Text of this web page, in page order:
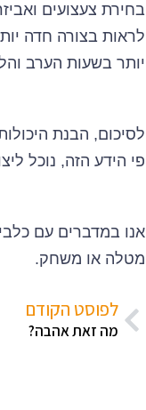
בחירת צעצועים
לראות בצורה חדה
יותר בשעות הערב
לסיכום, הבנת
פי הידע הזה, נוכל
אנו במדברים עם
מטלה או משחק.
לפוסט הקודם
מה זאת אהבה?